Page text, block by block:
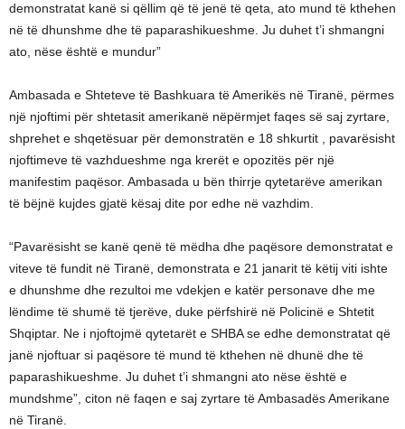
demonstratat kanë si qëllim që të jenë të qeta, ato mund të kthehen
në të dhunshme dhe të paparashikueshme. Ju duhet t’i shmangni
ato, nëse është e mundur”
Ambasada e Shteteve të Bashkuara të Amerikës në Tiranë, përmes
një njoftimi për shtetasit amerikanë nëpërmjet faqes së saj zyrtare,
shprehet e shqetësuar për demonstratën e 18 shkurtit , pavarësisht
njoftimeve të vazhdueshme nga krerët e opozitës për një
manifestim paqësor. Ambasada u bën thirrje qytetarëve amerikan
të bëjnë kujdes gjatë kësaj dite por edhe në vazhdim.
“Pavarësisht se kanë qenë të mëdha dhe paqësore demonstratat e
viteve të fundit në Tiranë, demonstrata e 21 janarit të këtij viti ishte
e dhunshme dhe rezultoi me vdekjen e katër personave dhe me
lëndime të shumë të tjerëve, duke përfshirë në Policinë e Shtetit
Shqiptar. Ne i njoftojmë qytetarët e SHBA se edhe demonstratat që
janë njoftuar si paqësore të mund të kthehen në dhunë dhe të
paparashikueshme. Ju duhet t’i shmangni ato nëse është e
mundshme”, citon në faqen e saj zyrtare të Ambasadës Amerikane
në Tiranë.